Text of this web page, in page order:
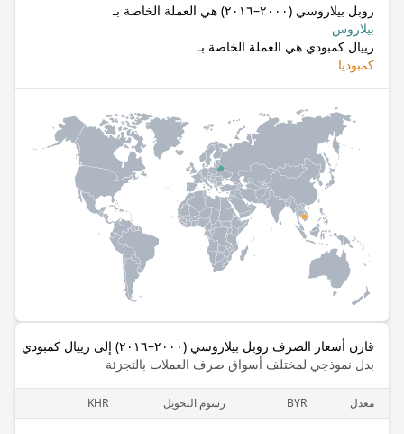
روبل بيلاروسي (٢٠٠٠–٢٠١٦) هي العملة الخاصة بـ
بيلاروس
رييال كمبودي هي العملة الخاصة بـ
كمبوديا
قارن أسعار الصرف روبل بيلاروسي (٢٠٠٠–٢٠١٦) إلى رييال كمبودي
بدل نموذجي لمختلف أسواق صرف العملات بالتجزئة
معدل BYR رسوم التحويل KHR